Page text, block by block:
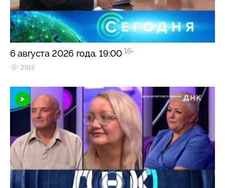
6 августа 2026 года. 19:00 16+
2915